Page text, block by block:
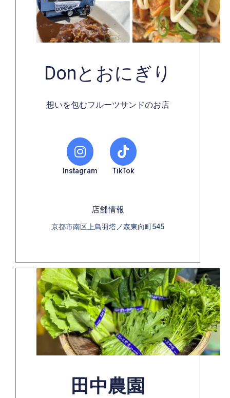
Donとおにぎり
想いを包むフルーツサンドのお店
Instagram TikTok
店舗情報
京都市南区上鳥羽塔ノ森東向町545
田中農園